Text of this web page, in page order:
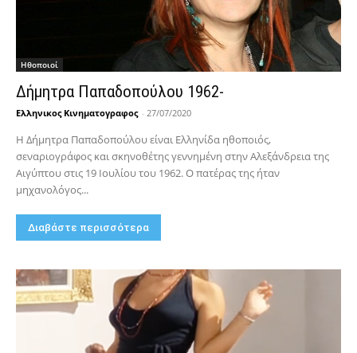
Hθοποιοί
Δήμητρα Παπαδοπούλου 1962-
Ελληνικος Κινηματογραφος - 27/07/2020
Η Δήμητρα Παπαδοπούλου είναι Ελληνίδα ηθοποιός,
σεναριογράφος και σκηνοθέτης γεννημένη στην Αλεξάνδρεια της
Αιγύπτου στις 19 Ιουλίου του 1962. Ο πατέρας της ήταν
μηχανολόγος...
Διαβάστε περισσότερα